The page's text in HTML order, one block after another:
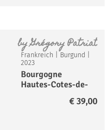
byGrégory Patriat
Frankreich Burgund
2023
Bourgogne
Hautes-Cotes-de-
€ 39,00